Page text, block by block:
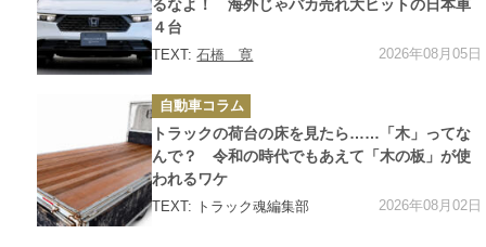
るなよ！ 海外じゃバカ売れ大ヒットの日本車
４台
TEXT:石橋 寛 2026年08月05日
カ
テ
ゴ
リ
ー
自動車コラム
トラックの荷台の床を見たら……「木」ってな
んで？ 令和の時代でもあえて「木の板」が使
われるワケ
TEXT: トラック魂編集部 2026年08月02日